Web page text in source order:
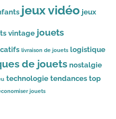
jeux vidéo jeux
vintage jouets
livraison de jouets logistique
de jouets nostalgie
technologie tendances top
jouets